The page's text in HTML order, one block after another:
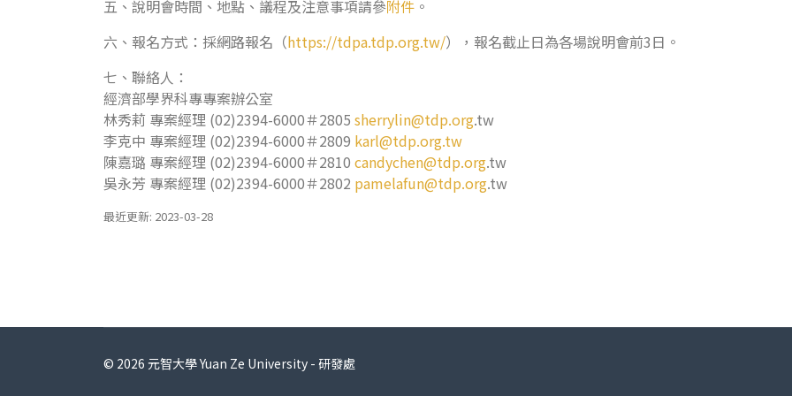
五、說明會時間、地點、議程及注意事項請參附件 。
六、報名方式：採網路報名（https://tdpa.tdp.org.tw/），報名截止日為各場說明會前3日。
七、聯絡人：
經濟部學界科專專案辦公室
林秀莉 專案經理 (02)2394-6000＃2805 sherrylin@tdp.org.tw
李克中 專案經理 (02)2394-6000＃2809 karl@tdp.org.tw
陳嘉璐 專案經理 (02)2394-6000＃2810 candychen@tdp.org.tw
吳永芳 專案經理 (02)2394-6000＃2802 pamelafun@tdp.org.tw
最近更新: 2023-03-28
© 2026 元智大學 Yuan Ze University - 研發處